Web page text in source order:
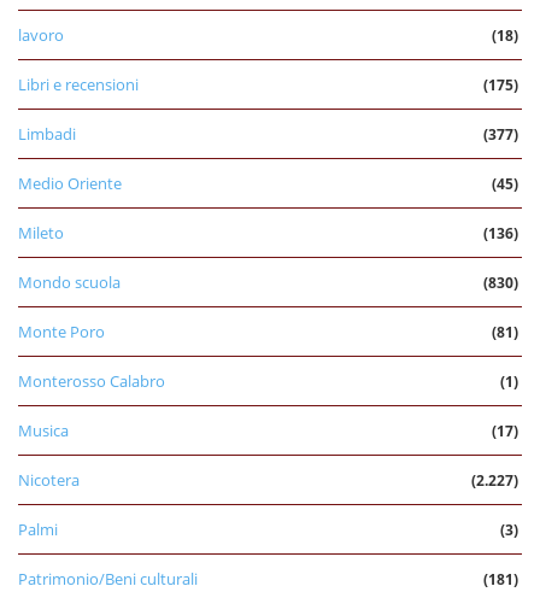
lavoro (18)
Libri e recensioni (175)
Limbadi (377)
Medio Oriente (45)
Mileto (136)
Mondo scuola (830)
Monte Poro (81)
Monterosso Calabro (1)
Musica (17)
Nicotera (2.227)
Palmi (3)
Patrimonio/Beni culturali (181)